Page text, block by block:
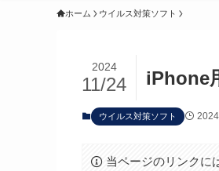
ホーム ウイルス対策ソフト
iPhone
2024
11/24
ウイルス対策ソフト
当ページのリンクに